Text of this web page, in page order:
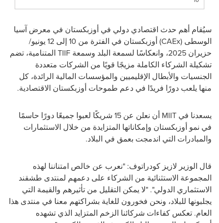
سيُقام أهم حدث اقتصادي دولي في أوزبكستان في معرض آسيا
الوسطى (CAEx
) أوزبكستان في الفترة من 10 إلى 12 يونيو/
حزيران 2025، وانعكاسًا لسمعة البلد وسمعة
TIIF المتنامية، تضم
تشكيلة الشركاء الكاملة مزيجًا قويًا من الشركات متعددة
الجنسيات والأبطال الإقليميين والمؤسسات المالية الرائدة، كل
منها يلعب دورًا فريدًا في دعم طموحات أوزبكستان الاقتصادية.
يسعدنا في MIIT
أن نعلن عن 15 شريكًا لعبوا جميعًا دورًا حاسمًا
في نمو أوزبكستان وإمكاناتها المتزايدة من خلال الاستثمارات
والمبادرات التي اندمجت بعمق في البلاد.
قال الوزير لازيز كودراتوف: "نعرب عن خالص امتناننا لهذه
المجموعة الاستثنائية من الشركاء على دعمهم لمنتدى طشقند
الاستثماري الدولي". "لا يمكن التقليل من تأثيرهم والقيمة التي
يجلبونها للبلاد، ونحن فخورون للغاية بشراكتهم معنا في منتدى هذا
العام. تعكس كفاءات شركائنا الزخم المتزايد الذي تشهده